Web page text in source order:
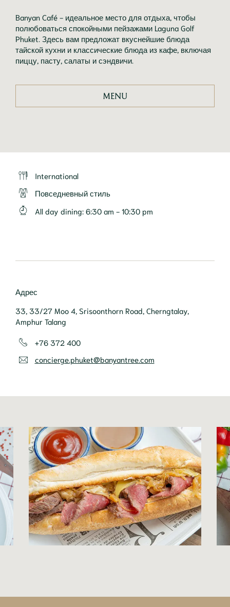
Banyan Café - идеальное место для отдыха, чтобы
полюбоваться спокойными пейзажами Laguna Golf
Phuket. Здесь вам предложат вкуснейшие блюда
тайской кухни и классические блюда из кафе, включая
пиццу, пасту, салаты и сэндвичи.
MENU
International
Повседневный стиль
All day dining: 6:30 am - 10:30 pm
Адрес
33, 33/27 Moo 4, Srisoonthorn Road, Cherngtalay,
Amphur Talang
+76 372 400
concierge.phuket@banyantree.com